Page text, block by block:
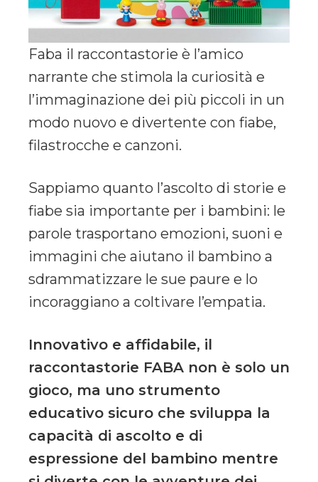
Faba il raccontastorie è l’amico
narrante che stimola la curiosità e
l’immaginazione dei più piccoli in un
modo nuovo e divertente con fiabe,
filastrocche e canzoni.
Sappiamo quanto l’ascolto di storie e
fiabe sia importante per i bambini: le
parole trasportano emozioni, suoni e
immagini che aiutano il bambino a
sdrammatizzare le sue paure e lo
incoraggiano a coltivare l’empatia.
Innovativo e affidabile, il
raccontastorie FABA non è solo un
gioco, ma uno strumento
educativo sicuro che sviluppa la
capacità di ascolto e di
espressione del bambino mentre